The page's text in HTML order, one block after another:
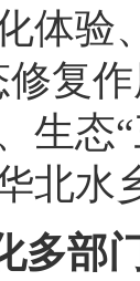
体验
修复
生态
北水
多部